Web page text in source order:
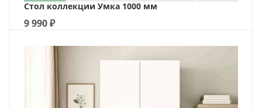
Стол коллекции Умка 1000 мм
9 990₽